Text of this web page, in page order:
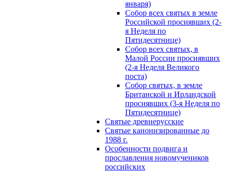
января)
Собор всех святых в земле
Российской просиявших (2-
я Неделя по
Пятидесятнице)
Собор всех святых, в
Малой России просиявших
(2-я Неделя Великого
поста)
Собор святых, в земле
Британской и Ирландской
просиявших (3-я Неделя по
Пятидесятнице)
Святые древнерусские
Святые канонизированные до
1988 г.
Особенности подвига и
прославления новомучеников
российских